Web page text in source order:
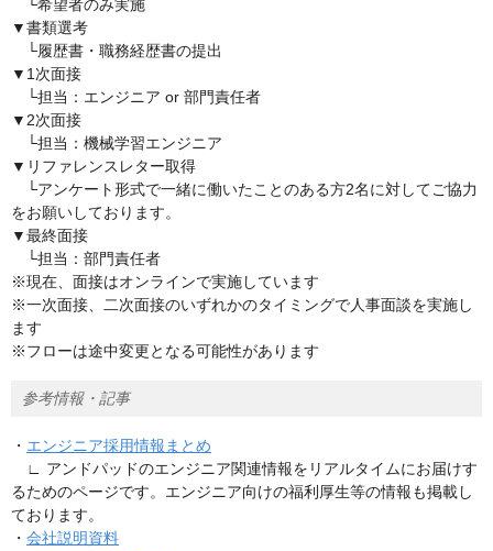
└希望者のみ実施
▼書類選考
└履歴書・職務経歴書の提出
▼1次面接
└担当：エンジニア or 部門責任者
▼2次面接
└担当：機械学習エンジニア
▼リファレンスレター取得
└アンケート形式で一緒に働いたことのある方2名に対してご協力
をお願いしております。
▼最終面接
└担当：部門責任者
※現在、面接はオンラインで実施しています
※一次面接、二次面接のいずれかのタイミングで人事面談を実施し
ます
※フローは途中変更となる可能性があります
参考情報・記事
・ エンジニア採用情報まとめ
∟ アンドパッドのエンジニア関連情報をリアルタイムにお届けす
るためのページです。エンジニア向けの福利厚生等の情報も掲載し
ております。
・ 会社説明資料